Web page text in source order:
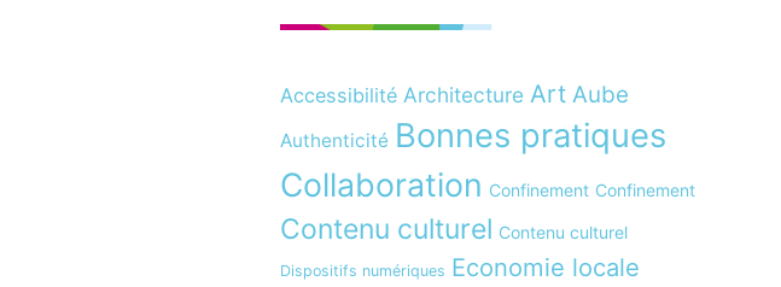
Accessibilité Architecture Art Aube
Authenticité Bonnes pratiques
Collaboration Confinement Confinement
Contenu culturel Contenu culturel
Dispositifs numériques Economie locale